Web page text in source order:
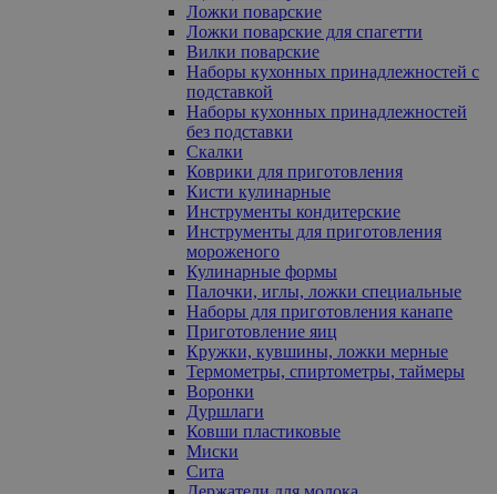
Ложки поварские
Ложки поварские для спагетти
Вилки поварские
Наборы кухонных принадлежностей с
подставкой
Наборы кухонных принадлежностей
без подставки
Скалки
Коврики для приготовления
Кисти кулинарные
Инструменты кондитерские
Инструменты для приготовления
мороженого
Кулинарные формы
Палочки, иглы, ложки специальные
Наборы для приготовления канапе
Приготовление яиц
Кружки, кувшины, ложки мерные
Термометры, спиртометры, таймеры
Воронки
Дуршлаги
Ковши пластиковые
Миски
Сита